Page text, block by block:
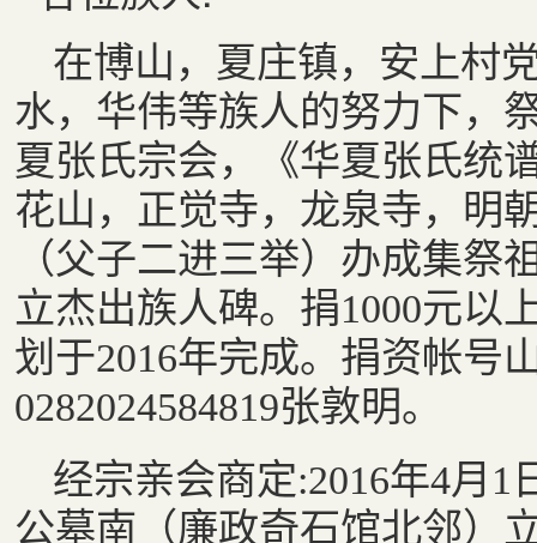
在博山，夏庄镇，安上村
水，华伟等族人的努力下，
夏张氏宗会，《华夏张氏统
花山，正觉寺，龙泉寺，明
（父子二进三举）办成集祭
立杰出族人碑。捐1000元以
划于2016年完成。捐资帐号
0282024584819张敦明。
经宗亲会商定:2016年4月
公墓南（廉政奇石馆北邻）